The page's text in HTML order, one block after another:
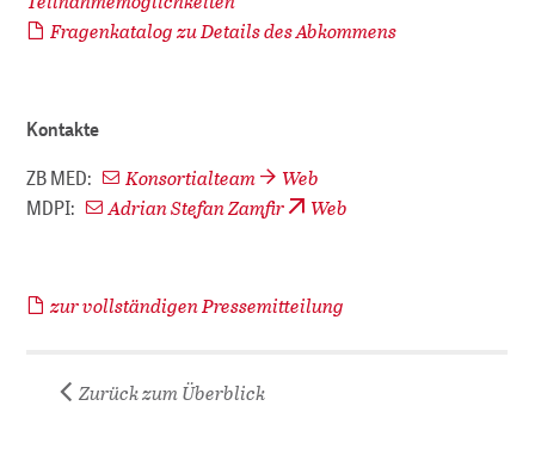
Fragenkatalog zu Details des Abkommens
Kontakte
ZB MED:
Konsortialteam Web
MDPI: Adrian Stefan Zamfir Web
zur vollständigen Pressemitteilung
Zurück zum Überblick